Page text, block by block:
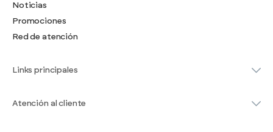
Noticias
Promociones
Red de atención
Links principales
Atención al cliente